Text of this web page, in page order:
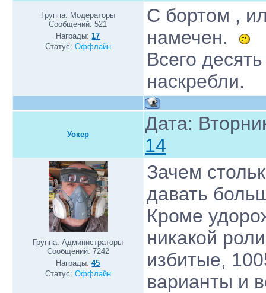
Группа: Модераторы
Сообщений:521
Награды:17
Статус: Оффлайн
С бортом ,
намечен.
Всего
наскребли.
Уокер
Дата:
14
Группа: Администраторы
Сообщений: 7242
Награды:45
Статус: Оффлайн
Зачем
давать
Кроме
никакой
избитые,
варианты и